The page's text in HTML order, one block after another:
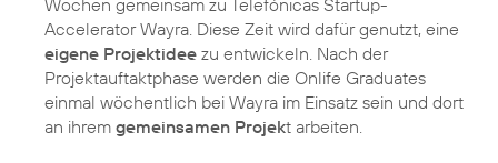
Wochen gemeinsam zu Telefónicas Startup-
Accelerator Wayra. Diese Zeit wird dafür genutzt, eine
eigene Projektidee zu entwickeln. Nach der
Projektauftaktphase werden die Onlife Graduates
einmal wöchentlich bei Wayra im Einsatz sein und dort
an ihrem gemeinsamen Projekt arbeiten.